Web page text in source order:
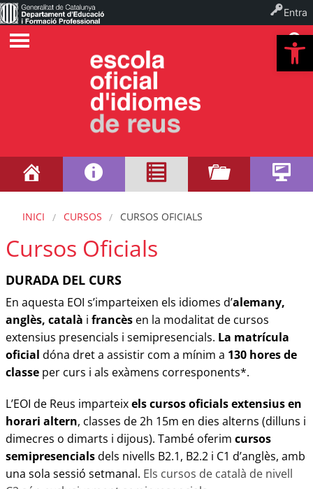
INICI CURSOS CURSOS OFICIALS
Cursos Oficials
DURADA DEL CURS
En aquesta EOI s’imparteixen els idiomes d’alemany,
anglès, català i francès en la modalitat de cursos
extensius presencials i semipresencials. La matrícula
oficial dóna dret a assistir com a mínim a 130 hores de
classe per curs i als exàmens corresponents*.
L’EOI de Reus imparteixels cursos oficials extensius en
horari altern, classes de 2h 15m en dies alterns (dilluns i
dimecres o dimarts i dijous). També oferim cursos
semipresencialsdels nivells B2.1, B2.2 i C1 d’anglès, amb
una sola sessió setmanal. Els cursos de català de nivell
Entra